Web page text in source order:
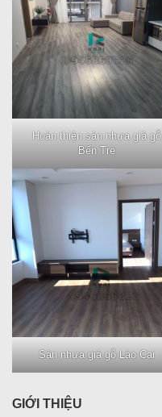
Hoàn thiện sàn nhựa giả gỗ
Bến Tre
Sàn nhựa giả gỗ Lào Cai
GIỚI THIỆU